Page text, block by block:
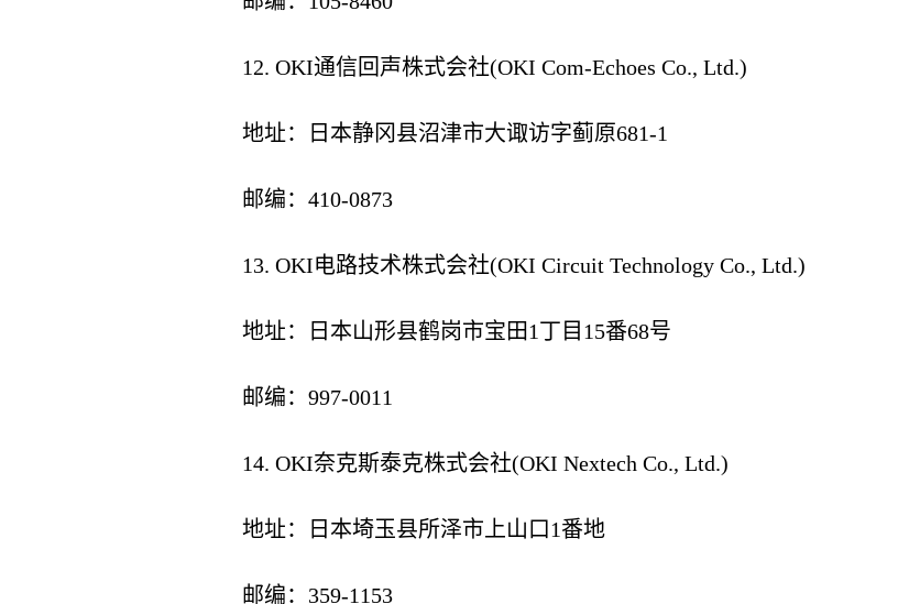
12. OKI通信回声株式会社(OKI Com-Echoes Co., Ltd.)
地址：日本静冈县沼津市大诹访字蓟原681-1
邮编：410-0873
13. OKI电路技术株式会社(OKI Circuit Technology Co., Ltd.)
地址：日本山形县鹤岗市宝田1丁目15番68号
邮编：997-0011
14. OKI奈克斯泰克株式会社(OKI Nextech Co., Ltd.)
地址：日本埼玉县所泽市上山口1番地
邮编：359-1153